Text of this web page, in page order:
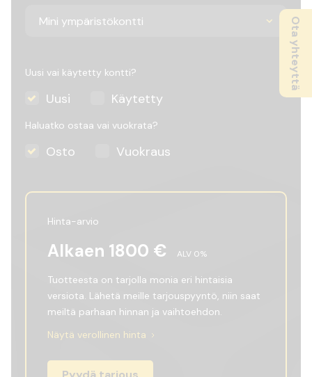
Uusi vai käytetty kontti?
Uusi Käytetty
Haluatko ostaa vai vuokrata?
Osto Vuokraus
Hinta-arvio
Alkaen 1800 € ALV 0%
Tuotteesta on tarjolla monia eri hintaisia
versiota. Lähetä meille tarjouspyyntö, niin saat
meiltä parhaan hinnan ja vaihtoehdon.
Näytä verollinen hinta
Ota yhteyttä